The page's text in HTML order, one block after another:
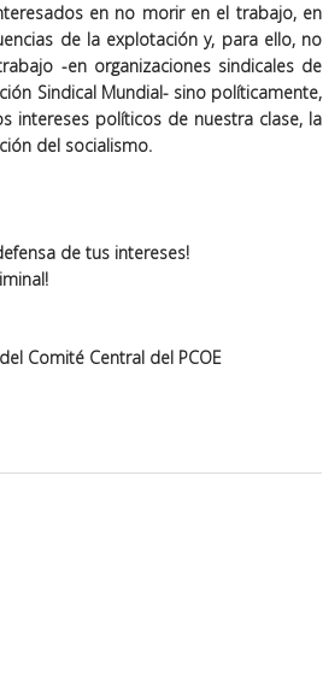
en no morir en el trabajo, en
de la explotación y, para ello, no
-en organizaciones sindicales de
Sindical Mundial- sino políticamente,
intereses políticos de nuestra clase, la
del socialismo.
de tus intereses!
Comité Central del PCOE